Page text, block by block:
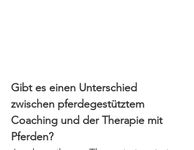
Gibt es einen Unterschied
zwischen pferdegestütztem
Coaching und der Therapie mit
Pferden?